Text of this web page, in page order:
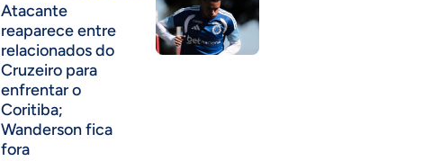
Atacante
reaparece entre
relacionados do
Cruzeiro para
enfrentar o
Coritiba;
Wanderson fica
fora